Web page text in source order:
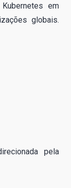
em
globais.
pela